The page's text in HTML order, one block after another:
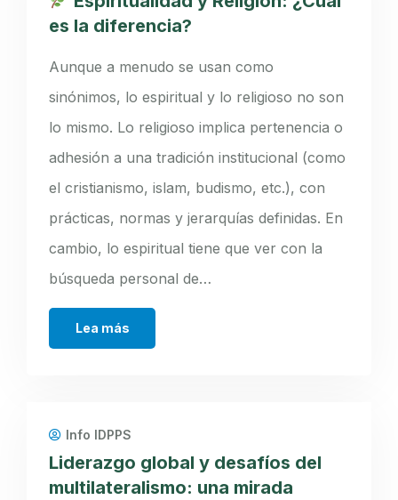
es la diferencia?
Aunque a menudo se usan como
sinónimos, lo espiritual y lo religioso no son
lo mismo. Lo religioso implica pertenencia o
adhesión a una tradición institucional (como
el cristianismo, islam, budismo, etc.), con
prácticas, normas y jerarquías definidas. En
cambio, lo espiritual tiene que ver con la
búsqueda personal de…
Lea más
Info IDPPS
Liderazgo global y desafíos del
multilateralismo: una mirada